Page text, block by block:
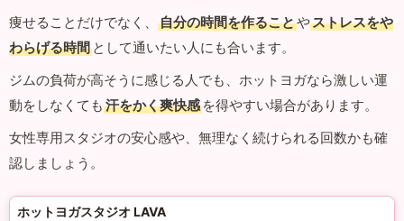
痩せることだけでなく、
自分の時間を作ることやストレスをや
わらげる時間 として通いたい人にも合います。
ジムの負荷が高そうに感じる人でも、ホットヨガなら激しい運
動をしなくても 汗をかく爽快感 を得やすい場合があります。
女性専用スタジオの安心感や、無理なく続けられる回数かも確
認しましょう。
ホットヨガスタジオ LAVA